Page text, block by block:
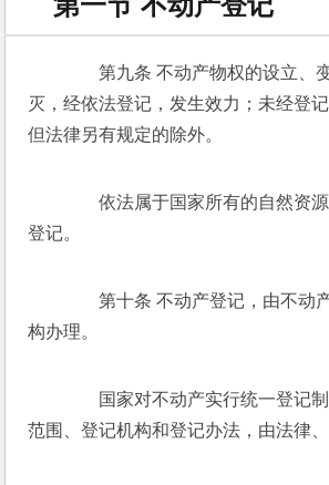
第九条 不动产物权的设立、
灭，经依法登记，发生效力；未经登
但法律另有规定的除外。
依法属于国家所有的自然资源
登记。
第十条 不动产登记，由不动
构办理。
国家对不动产实行统一登记制
范围、登记机构和登记办法，由法律